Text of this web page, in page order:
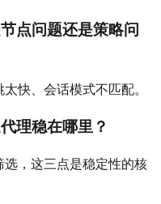
点问题还是策略问
快、会话模式不匹配。
理稳在哪里？
，这三点是稳定性的核